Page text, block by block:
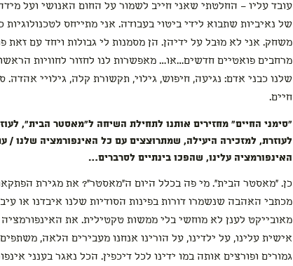
עובד עליו – החלטתי שאני חייב לשמור על החום האנושי ועל
של נאיביות שתבוא לידי ביטוי בעבודה. אני מתייחס לטכנולוגיות
משחק. אני לא מוּבל על ידיהן. הן מסמנות לי גבולות ויחד עם זאת
מרחבים פואטיים חדשים…או… מאפשרות לנו לחזור לחוויות
שלנו כבני אדם: נגיעה, חיפוש, גילוי, תקשורת קלה, גילויי אהדה.
חיים.
"סימני החיים" מחזירים אותנו לתחילת השיחה ל"מאסטר הבית",
לעוזרת, למזכירה היעילה, שמתרוצצים עם כל האינפורמציה שלנו /
האינפורמציה עלינו, שהפכו בינתיים לסרברים…
כן. "מאסטר הבית". מי פה בכלל היום ה"מאסטר"? את מגירת
מכתבי האהבה שנשמרו דורות בפינות הסודיות שלנו איבדנו או
מאובייקט לענן לא מוחשי בלי ממשות טקטילית. את
אישית עלינו, על ילדינו, על הורינו אנחנו מעבירים הלאה,
גמורים ופורצים אותה במו ידינו לכל דיכפין. הכל נאגר בענני